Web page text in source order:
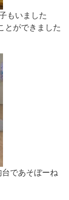
もいました
とができました
台であそぼーね